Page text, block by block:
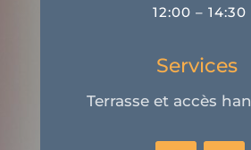
12:00 – 14:30
Services
Terrasse et accès